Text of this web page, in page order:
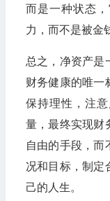
而是一种状态
力，而不是被金
总之，净资产是
财务健康的唯一
保持理性，注
量，最终实现财
自由的手段，而
况和目标，制定
己的人生。